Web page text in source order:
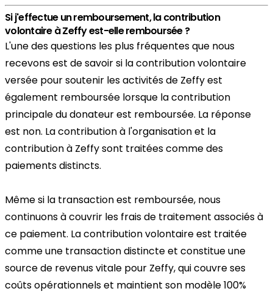
Si j'effectue un remboursement, la contribution
volontaire à Zeffy est-elle remboursée ?
L'une des questions les plus fréquentes que nous
recevons est de savoir si la contribution volontaire
versée pour soutenir les activités de Zeffy est
également remboursée lorsque la contribution
principale du donateur est remboursée. La réponse
est non. La contribution à l'organisation et la
contribution à Zeffy sont traitées comme des
paiements distincts.
Même si la transaction est remboursée, nous
continuons à couvrir les frais de traitement associés à
ce paiement. La contribution volontaire est traitée
comme une transaction distincte et constitue une
source de revenus vitale pour Zeffy, qui couvre ses
coûts opérationnels et maintient son modèle 100%